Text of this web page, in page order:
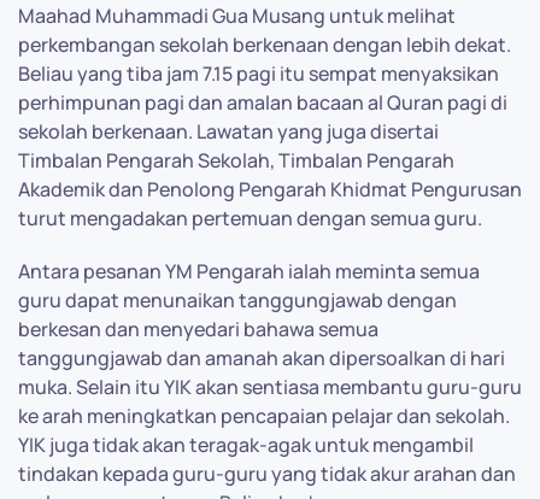
Maahad Muhammadi Gua Musang untuk melihat
perkembangan sekolah berkenaan dengan lebih dekat.
Beliau yang tiba jam 7.15 pagi itu sempat menyaksikan
perhimpunan pagi dan amalan bacaan al Quran pagi di
sekolah berkenaan. Lawatan yang juga disertai
Timbalan Pengarah Sekolah, Timbalan Pengarah
Akademik dan Penolong Pengarah Khidmat Pengurusan
turut mengadakan pertemuan dengan semua guru.
Antara pesanan YM Pengarah ialah meminta semua
guru dapat menunaikan tanggungjawab dengan
berkesan dan menyedari bahawa semua
tanggungjawab dan amanah akan dipersoalkan di hari
muka. Selain itu YIK akan sentiasa membantu guru-guru
ke arah meningkatkan pencapaian pelajar dan sekolah.
YIK juga tidak akan teragak-agak untuk mengambil
tindakan kepada guru-guru yang tidak akur arahan dan